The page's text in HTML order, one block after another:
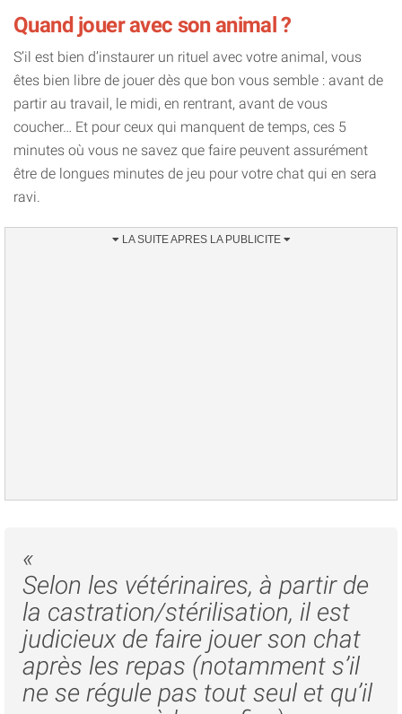
Quand jouer avec son animal ?
S’il est bien d’instaurer un rituel avec votre animal, vous
êtes bien libre de jouer dès que bon vous semble : avant de
partir au travail, le midi, en rentrant, avant de vous
coucher… Et pour ceux qui manquent de temps, ces 5
minutes où vous ne savez que faire peuvent assurément
être de longues minutes de jeu pour votre chat qui en sera
ravi.
«
Selon les vétérinaires, à partir de
la castration/stérilisation, il est
judicieux de faire jouer son chat
après les repas (notamment s’il
ne se régule pas tout seul et qu’il